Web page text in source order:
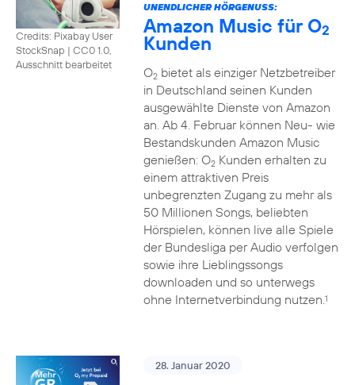
Credits: Pixabay User
StockSnap | CC0 1.0,
Ausschnitt bearbeitet
UNENDLICHER HÖRGENUSS:
Amazon Music für O2
Kunden
O2bietet als einziger Netzbetreiber
in Deutschland seinen Kunden
ausgewählte Dienste von Amazon
an. Ab 4. Februar können Neu- wie
Bestandskunden Amazon Music
genießen: O2Kunden erhalten zu
einem attraktiven Preis
unbegrenzten Zugang zu mehr als
50 Millionen Songs, beliebten
Hörspielen, können live alle Spiele
der Bundesliga per Audio verfolgen
sowie ihre Lieblingssongs
downloaden und so unterwegs
ohne Internetverbindung nutzen.1
28. Januar 2020